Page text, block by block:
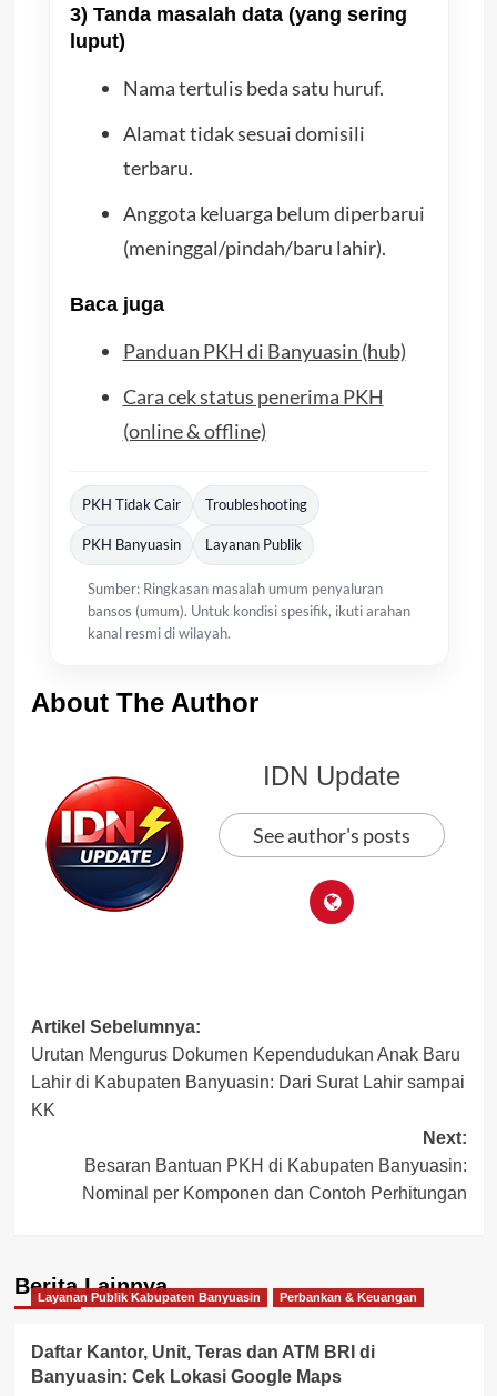
3) Tanda masalah data (yang sering
luput)
Nama tertulis beda satu huruf.
Alamat tidak sesuai domisili
terbaru.
Anggota keluarga belum diperbarui
(meninggal/pindah/baru lahir).
Baca juga
Panduan PKH di Banyuasin (hub)
Cara cek status penerima PKH
(online & offline)
PKH Tidak Cair Troubleshooting
PKH Banyuasin Layanan Publik
Sumber: Ringkasan masalah umum penyaluran
bansos (umum). Untuk kondisi spesifik, ikuti arahan
kanal resmi di wilayah.
About The Author
IDN Update
See author's posts
Post
navigation
Artikel Sebelumnya:
Urutan Mengurus Dokumen Kependudukan Anak Baru
Lahir di Kabupaten Banyuasin: Dari Surat Lahir sampai
KK
Next:
Besaran Bantuan PKH di Kabupaten Banyuasin:
Nominal per Komponen dan Contoh Perhitungan
Berita Lainnya
Layanan Publik Kabupaten Banyuasin Perbankan & Keuangan
Daftar Kantor, Unit, Teras dan ATM BRI di
Banyuasin: Cek Lokasi Google Maps